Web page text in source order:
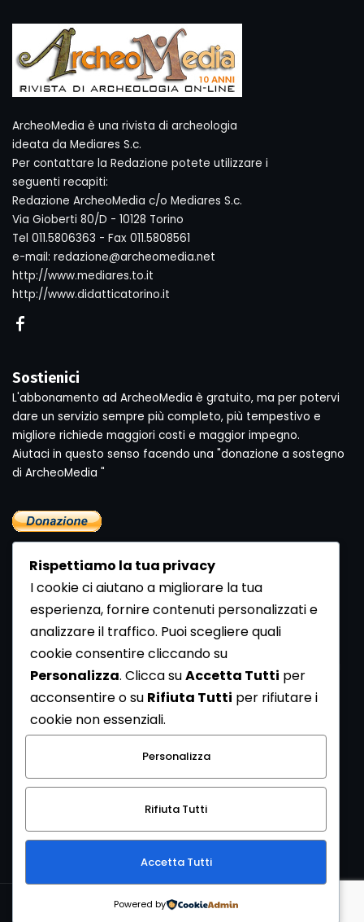
ArcheoMedia è una rivista di archeologia
ideata da Mediares S.c.
Per contattare la Redazione potete utilizzare i
seguenti recapiti:
Redazione ArcheoMedia c/o Mediares S.c.
Via Gioberti 80/D - 10128 Torino
Tel 011.5806363 - Fax 011.5808561
e-mail: redazione@archeomedia.net
http://www.mediares.to.it
http://www.didatticatorino.it
Sostienici
L'abbonamento ad ArcheoMedia è gratuito, ma per potervi
dare un servizio sempre più completo, più tempestivo e
migliore richiede maggiori costi e maggior impegno.
Aiutaci in questo senso facendo una "donazione a sostegno
di ArcheoMedia "
Newsletter
Se vuoi ricevere la Rivista gratuita di archeologia realizzata
dalla Redazione di ArcheoMedia iscriviti alla nostra
Newsletter [Clicca Qui]
Con l'invio del messaggio l'utente dichiara di aver letto
l’informativa sulla privacy e di acconsentire al trattamento
dei propri dati personali.
Copyright © 1999-2026Mediares S.c.PI 07341730013 - [
Rispettiamo la tua privacy
I cookie ci aiutano a migliorare la tua
esperienza, fornire contenuti personalizzati e
analizzare il traffico. Puoi scegliere quali
cookie consentire cliccando su
Personalizza. Clicca suAccetta Tutti per
acconsentire o su Rifiuta Tutti per rifiutare i
cookie non essenziali.
Personalizza
Rifiuta Tutti
Accetta Tutti
Powered by